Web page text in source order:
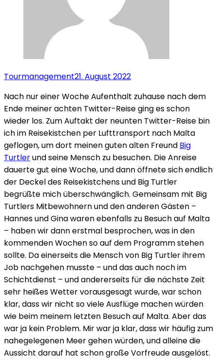
Tourmanagement21. August 2022
Nach nur einer Woche Aufenthalt zuhause nach dem
Ende meiner achten Twitter-Reise ging es schon
wieder los. Zum Auftakt der neunten Twitter-Reise bin
ich im Reisekistchen per Lufttransport nach Malta
geflogen, um dort meinen guten alten Freund Big
Turtlerund seine Mensch zu besuchen. Die Anreise
dauerte gut eine Woche, und dann öffnete sich endlich
der Deckel des Reisekistchens und Big Turtler
begrüßte mich überschwänglich. Gemeinsam mit Big
Turtlers Mitbewohnern und den anderen Gästen –
Hannes und Gina waren ebenfalls zu Besuch auf Malta
– haben wir dann erstmal besprochen, was in den
kommenden Wochen so auf dem Programm stehen
sollte. Da einerseits die Mensch von Big Turtler ihrem
Job nachgehen musste – und das auch noch im
Schichtdienst – und andererseits für die nächste Zeit
sehr heißes Wetter vorausgesagt wurde, war schon
klar, dass wir nicht so viele Ausflüge machen würden
wie beim meinem letzten Besuch auf Malta. Aber das
war ja kein Problem. Mir war ja klar, dass wir häufig zum
nahegelegenen Meer gehen würden, und alleine die
Aussicht darauf hat schon große Vorfreude ausgelöst.